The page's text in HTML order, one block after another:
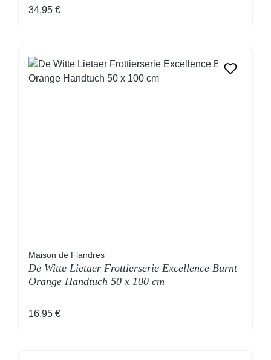
Regulärer Preis:
34,95 €
Maison de Flandres
De Witte Lietaer Frottierserie Excellence Burnt
Orange Handtuch 50 x 100 cm
Regulärer Preis:
16,95 €